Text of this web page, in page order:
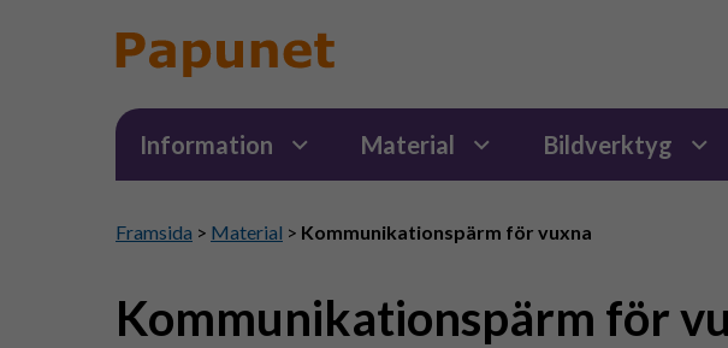
Information Material Bildverktyg
Framsida > Material > Kommunikationspärm för vuxna
Kommunikationspärm för